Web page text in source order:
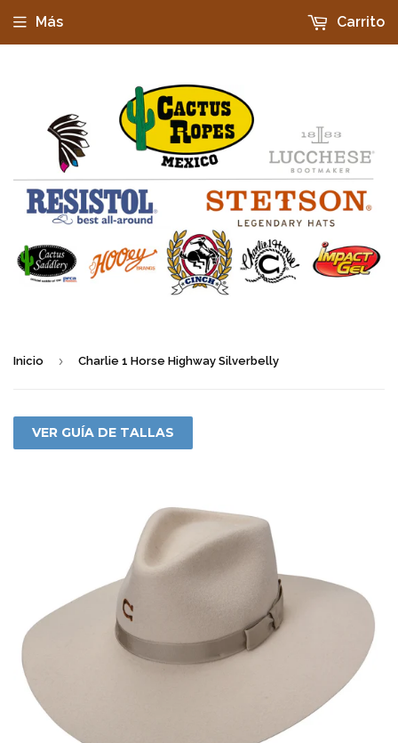
Más Carrito
Inicio › Charlie 1 Horse Highway Silverbelly
VER GUÍA DE TALLAS